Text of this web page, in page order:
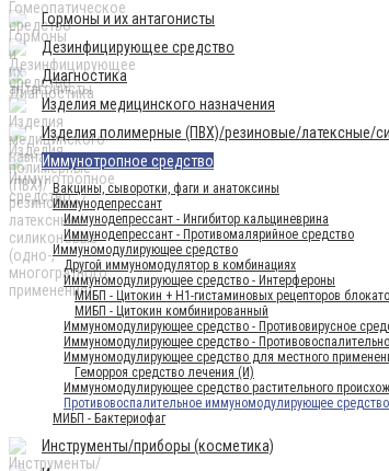
Гормоны и их антагонисты
Дезинфицирующее средство
Диагностика
Изделия медицинского назначения
Изделия полимерные (ПВХ)/резиновые/латексные/
Иммунотропное средство
Вакцины, сыворотки, фаги и анатоксины
Иммунодепрессант
Иммунодепрессант - Ингибитор кальциневрина
Иммунодепрессант - Противомалярийное средство
Иммуномодулирующее средство
Другой иммуномодулятор в комбинациях
Иммуномодулирующее средство - Интерфероны
МИБП - Цитокин + Н1-гистаминовых рецепторов
МИБП - Цитокин комбинированный
Иммуномодулирующее средство - Противовирусное
Иммуномодулирующее средство -
Иммуномодулирующее средство для местного
Геморроя средство лечения (И)
Иммуномодулирующее средство растительного
Противовоспалительное иммуномодулирующее средство
МИБП - Бактериофаг
Инструменты/приборы (косметика)